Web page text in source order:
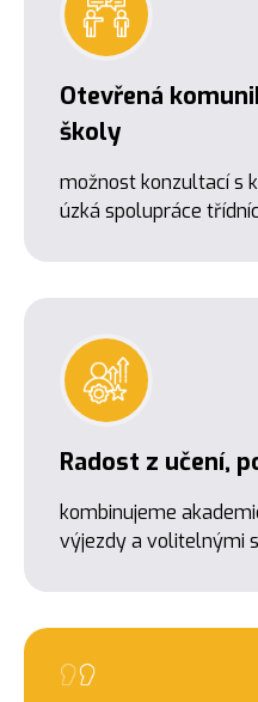
Otevřená
školy
možnost konzultací s
úzká spolupráce
Radost z učení,
kombinujeme
výjezdy a volitelnými